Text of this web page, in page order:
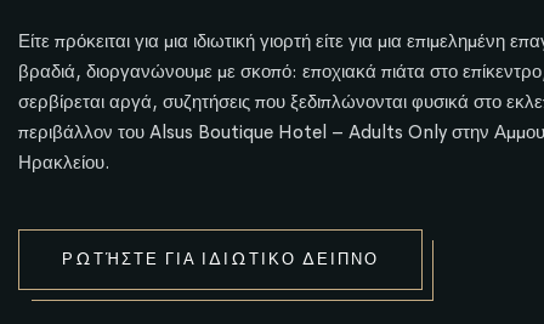
Είτε πρόκειται για μια ιδιωτική γιορτή είτε για μια επιμελημένη
βραδιά, διοργανώνουμε με σκοπό: εποχιακά πιάτα στο
σερβίρεται αργά, συζητήσεις που ξεδιπλώνονται φυσικά στο
περιβάλλον του Alsus Boutique Hotel – Adults Only στην
Ηρακλείου.
Ρ ΩΤΉΣΤΕ ΓΙΑ ΙΔΙ ΩΤΙ ΚΌ ΔΕΊ ΠΝΟ